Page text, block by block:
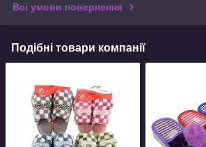
Всі умови повернення
Подібні товари компанії